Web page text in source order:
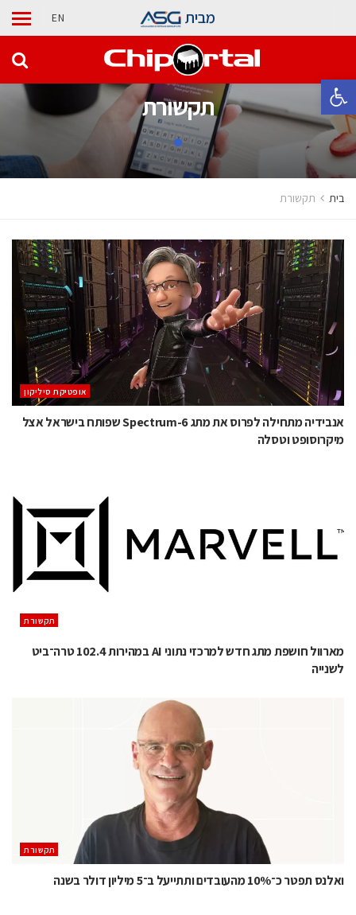
פתח סרגל נגישות
מבית EN
תקשורת
בית תקשורת
אופטיקת סיליקון
אנבידיה מתחילה לפרוס את מתג Spectrum-6 שפותח בישראל אצל
מיקרוסופט וטסלה
תקשורת
מארוול חושפת מתג חדש למרכזי נתוני AI במהירות 102.4 טרה־ביט
לשנייה
תקשורת
ואלנס תפטר כ־10% מהעובדים ותתייעל ב־5 מיליון דולר בשנה